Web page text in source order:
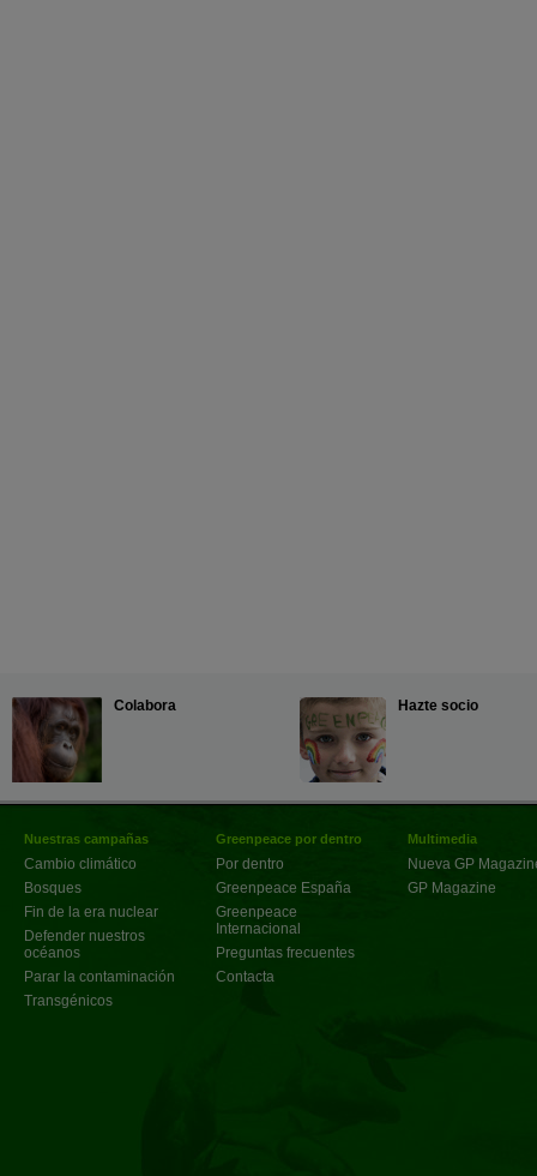
Colabora Hazte socio
Nuestras campañas
Cambio climático
Bosques
Fin de la era nuclear
Defender nuestros
océanos
Parar la contaminación
Transgénicos
Greenpeace por dentro
Por dentro
Greenpeace España
Greenpeace
Internacional
Preguntas frecuentes
Contacta
Multimedia
Nueva GP
GP Magazine